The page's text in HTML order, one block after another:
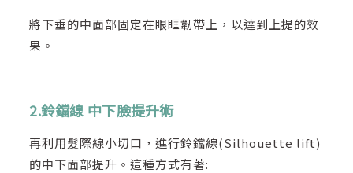
將下垂的中面部固定在眼眶韌帶上，以達到上提的效
果。
2.鈴鐺線 中下臉提升術
再利用髮際線小切口，進行鈴鐺線(Silhouette lift)
的中下面部提升。這種方式有著: